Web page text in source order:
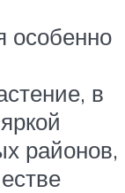
особенно
в
районов,